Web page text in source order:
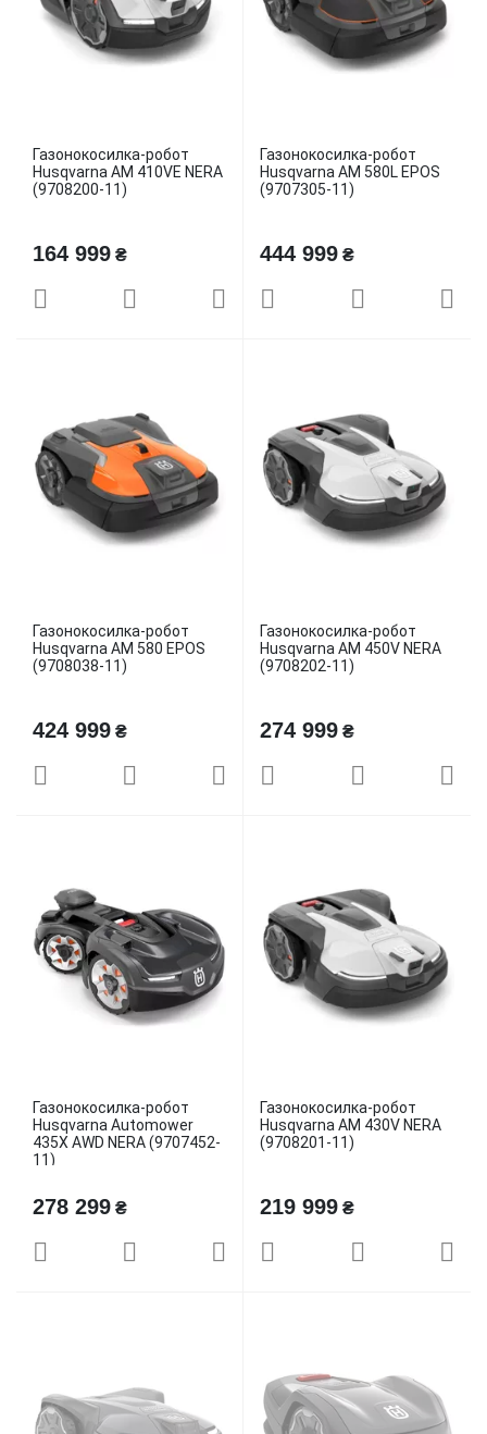
Газонокосилка-робот
Husqvarna AM 410VE NERA
(9708200-11)
164 999₴
Газонокосилка-робот
Husqvarna AM 580L EPOS
(9707305-11)
444 999₴
Газонокосилка-робот
Husqvarna AM 580 EPOS
(9708038-11)
424 999₴
Газонокосилка-робот
Husqvarna AM 450V NERA
(9708202-11)
274 999₴
Газонокосилка-робот
Husqvarna Automower
435X AWD NERA (9707452-
11)
278 299₴
Газонокосилка-робот
Husqvarna AM 430V NERA
(9708201-11)
219 999₴